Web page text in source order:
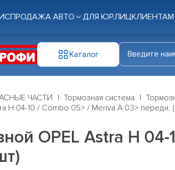
ПРОДАЖА АВТО ДЛЯ ЮР.ЛИЦКЛИЕНТАМ
Каталог
ЧАСТИ Тормозная система
H 04-10 / Combo 05> / Meriva A 03> передн.
OPEL Astra H